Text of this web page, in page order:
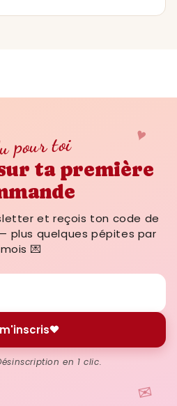
(jours ouvrés).
♥
✉
pour toi
ta première
et reçois ton code de
plus quelques pépites par
mois 💌
en 1 clic.